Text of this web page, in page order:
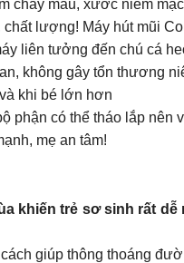
chảy máu, xước niêm
lượng! Máy hút mũi
liên tưởng đến chú cá
không gây tổn thương
khi bé lớn hơn
phận có thể tháo lắp nên
mẹ an tâm!
khiến trẻ sơ sinh rất
giúp thông thoáng